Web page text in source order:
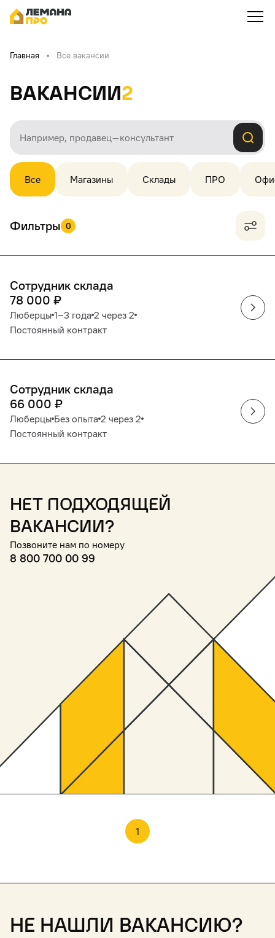
Главная Все вакансии
Вакансии2
Все Магазины Склады ПРО
Фильтры 0
Сотрудник склада
78 000 ₽
Люберцы 1‒3 года 2 через 2
Постоянный контракт
Сотрудник склада
66 000 ₽
Люберцы Без опыта 2 через 2
Постоянный контракт
Нет подходящей
вакансии?
Позвоните нам по номеру
8 800 700 00 99
1
Не нашли вакансию?